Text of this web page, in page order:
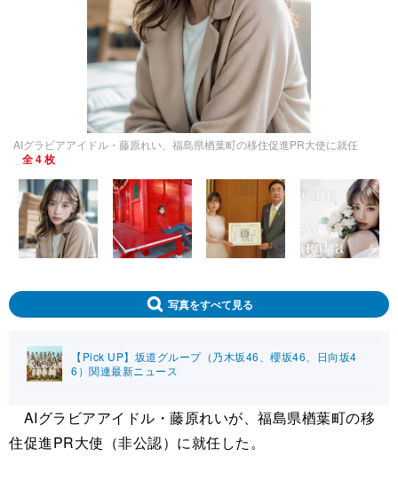
AIグラビアアイドル・藤原れい、福島県楢葉町の移住促進PR大使に就任
全 4 枚
写真をすべて見る
【Pick UP】坂道グループ（乃木坂46、櫻坂46、日向坂4
6）関連最新ニュース
AIグラビアアイドル・藤原れいが、福島県楢葉町の移
住促進PR大使（非公認）に就任した。